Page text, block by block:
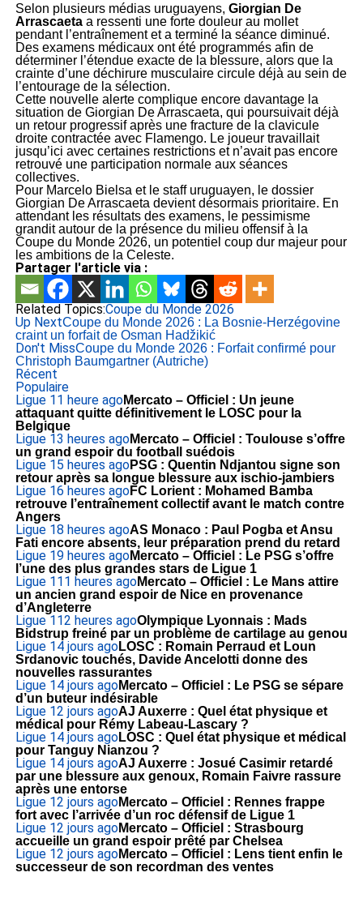
Selon plusieurs médias uruguayens, Giorgian De
Arrascaetaa ressenti une forte douleur au mollet
pendant l’entraînement et a terminé la séance diminué.
Des examens médicaux ont été programmés afin de
déterminer l’étendue exacte de la blessure, alors que la
crainte d’une déchirure musculaire circule déjà au sein de
l’entourage de la sélection.
Cette nouvelle alerte complique encore davantage la
situation de Giorgian De Arrascaeta, qui poursuivait déjà
un retour progressif après une fracture de la clavicule
droite contractée avec Flamengo. Le joueur travaillait
jusqu’ici avec certaines restrictions et n’avait pas encore
retrouvé une participation normale aux séances
collectives.
Pour Marcelo Bielsa et le staff uruguayen, le dossier
Giorgian De Arrascaeta devient désormais prioritaire. En
attendant les résultats des examens, le pessimisme
grandit autour de la présence du milieu offensif à la
Coupe du Monde 2026, un potentiel coup dur majeur pour
les ambitions de la Celeste.
Partager l'article via :
Related Topics:Coupe du Monde 2026
Up NextCoupe du Monde 2026 : La Bosnie-Herzégovine
craint un forfait de Osman Hadžikić
Don't MissCoupe du Monde 2026 : Forfait confirmé pour
Christoph Baumgartner (Autriche)
Récent
Populaire
Ligue 11 heure agoMercato – Officiel : Un jeune
attaquant quitte définitivement le LOSC pour la
Belgique
Ligue 13 heures agoMercato – Officiel : Toulouse s’offre
un grand espoir du football suédois
Ligue 15 heures agoPSG : Quentin Ndjantou signe son
retour après sa longue blessure aux ischio-jambiers
Ligue 16 heures agoFC Lorient : Mohamed Bamba
retrouve l’entraînement collectif avant le match contre
Angers
Ligue 18 heures agoAS Monaco : Paul Pogba et Ansu
Fati encore absents, leur préparation prend du retard
Ligue 19 heures agoMercato – Officiel : Le PSG s’offre
l’une des plus grandes stars de Ligue 1
Ligue 111 heures agoMercato – Officiel : Le Mans attire
un ancien grand espoir de Nice en provenance
d’Angleterre
Ligue 112 heures agoOlympique Lyonnais : Mads
Bidstrup freiné par un problème de cartilage au genou
Ligue 14 jours agoLOSC : Romain Perraud et Loun
Srdanovic touchés, Davide Ancelotti donne des
nouvelles rassurantes
Ligue 14 jours agoMercato – Officiel : Le PSG se sépare
d’un buteur indésirable
Ligue 12 jours agoAJ Auxerre : Quel état physique et
médical pour Rémy Labeau-Lascary ?
Ligue 14 jours agoLOSC : Quel état physique et médical
pour Tanguy Nianzou ?
Ligue 14 jours agoAJ Auxerre : Josué Casimir retardé
par une blessure aux genoux, Romain Faivre rassure
après une entorse
Ligue 12 jours agoMercato – Officiel : Rennes frappe
fort avec l’arrivée d’un roc défensif de Ligue 1
Ligue 12 jours agoMercato – Officiel : Strasbourg
accueille un grand espoir prêté par Chelsea
Ligue 12 jours agoMercato – Officiel : Lens tient enfin le
successeur de son recordman des ventes